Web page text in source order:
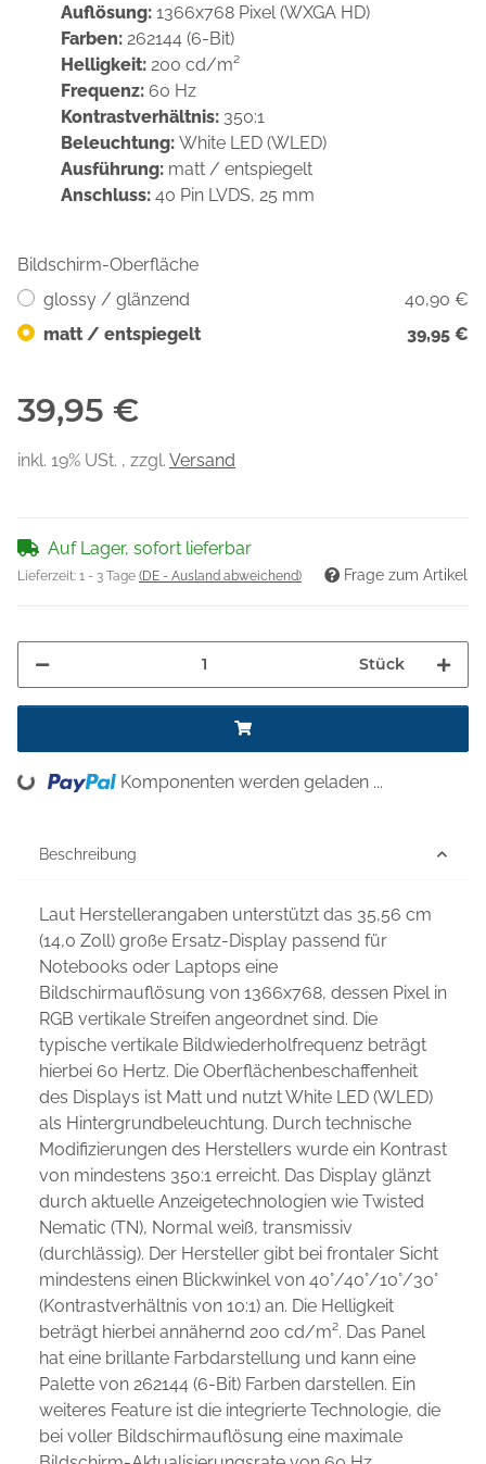
Auflösung: 1366x768 Pixel (WXGA HD)
Farben: 262144 (6-Bit)
Helligkeit: 200 cd/m²
Frequenz: 60 Hz
Kontrastverhältnis: 350:1
Beleuchtung: White LED (WLED)
Ausführung: matt / entspiegelt
Anschluss: 40 Pin LVDS, 25 mm
Bildschirm-Oberfläche
glossy / glänzend
40,90 €
matt / entspiegelt
39,95 €
39,95 €
inkl. 19% USt. , zzgl. Versand
Auf Lager, sofort lieferbar
Lieferzeit: 1 - 3 Tage (DE - Ausland abweichend) Frage zum Artikel
Stück
Komponenten werden geladen ...
Beschreibung
Laut Herstellerangaben unterstützt das 35,56 cm
(14,0 Zoll) große Ersatz-Display passend für
Notebooks oder Laptops eine
Bildschirmauflösung von 1366x768, dessen Pixel in
RGB vertikale Streifen angeordnet sind. Die
typische vertikale Bildwiederholfrequenz beträgt
hierbei 60 Hertz. Die Oberflächenbeschaffenheit
des Displays ist Matt und nutzt White LED (WLED)
als Hintergrundbeleuchtung. Durch technische
Modifizierungen des Herstellers wurde ein Kontrast
von mindestens 350:1 erreicht. Das Display glänzt
durch aktuelle Anzeigetechnologien wie Twisted
Nematic (TN), Normal weiß, transmissiv
(durchlässig). Der Hersteller gibt bei frontaler Sicht
mindestens einen Blickwinkel von 40°/40°/10°/30°
(Kontrastverhältnis von 10:1) an. Die Helligkeit
beträgt hierbei annähernd 200 cd/m². Das Panel
hat eine brillante Farbdarstellung und kann eine
Palette von 262144 (6-Bit) Farben darstellen. Ein
weiteres Feature ist die integrierte Technologie, die
bei voller Bildschirmauflösung eine maximale